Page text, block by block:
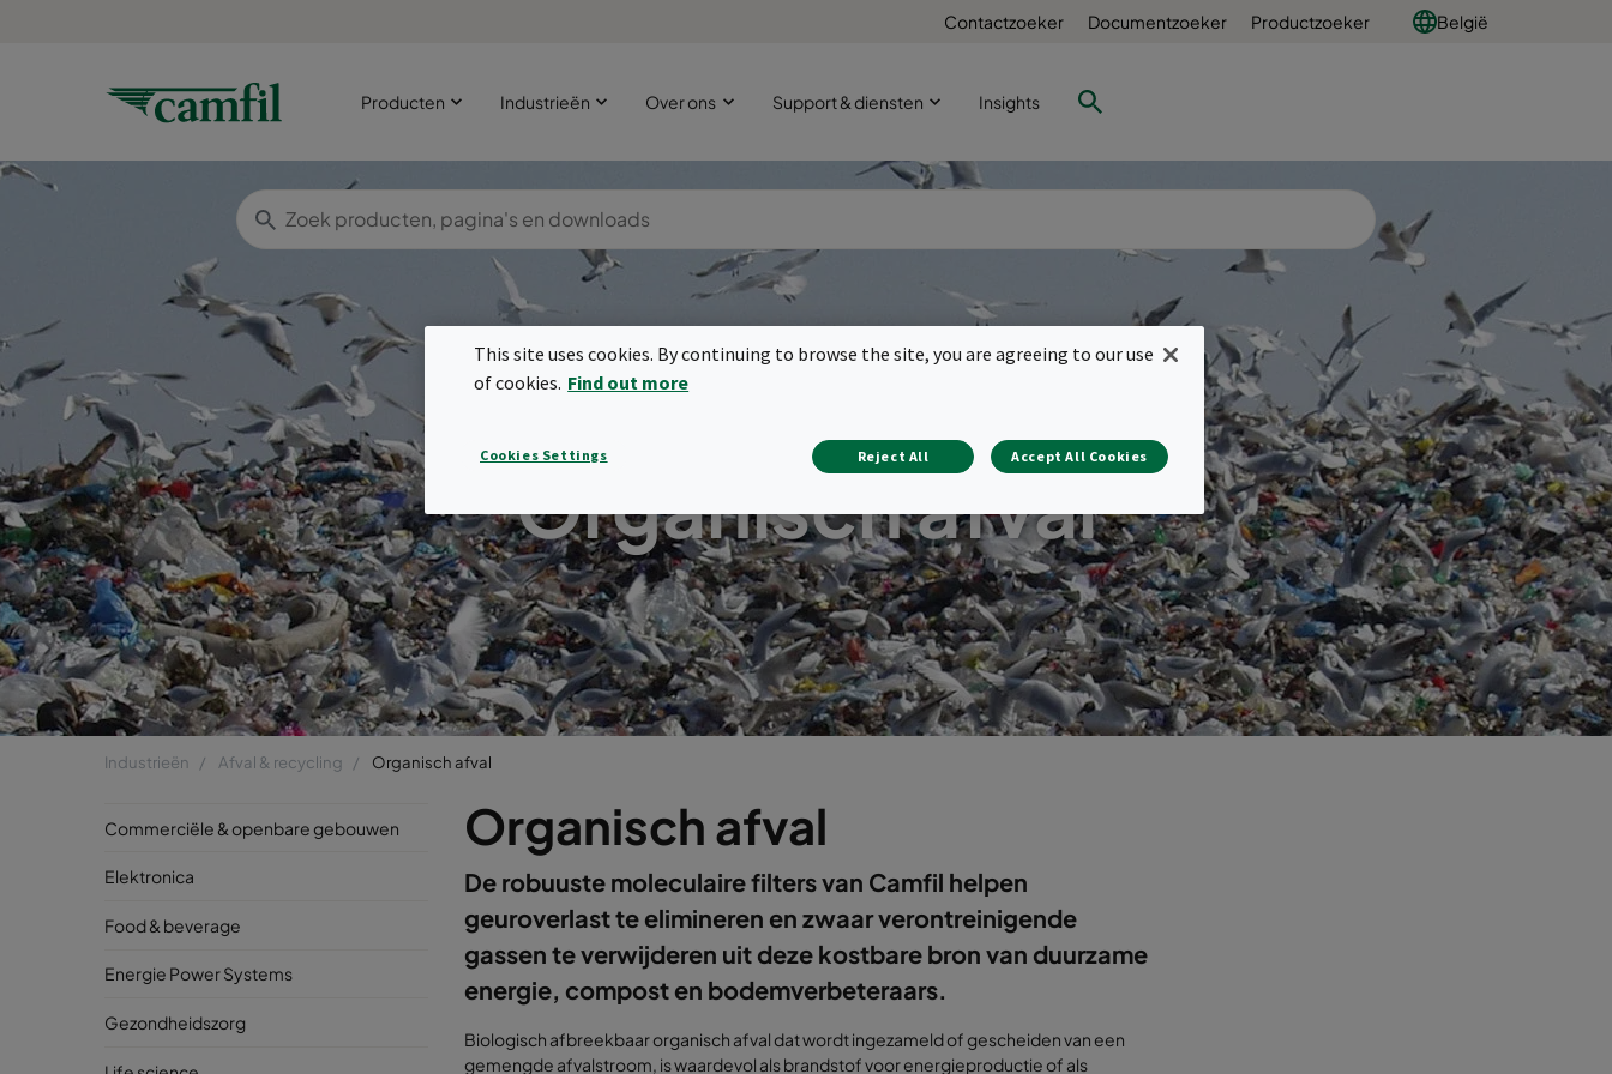
Contactzoeker Documentzoeker Productzoeker België
Producten Industrieën Over ons Support & diensten Insights
Organisch afval
Industrieën Afval & recycling Organisch afval
Commerciële & openbare gebouwen
Elektronica
Food & beverage
Energie Power Systems
Gezondheidszorg
Organisch afval
De robuuste moleculaire filters van Camfil helpen
geuroverlast te elimineren en zwaar verontreinigende
gassen te verwijderen uit deze kostbare bron van duurzame
energie, compost en bodemverbeteraars.
Biologisch afbreekbaar organisch afval dat wordt ingezameld of gescheiden van een
gemengde afvalstroom, is waardevol als brandstof voor energieproductie of als
This site uses cookies. By continuing to browse the site, you are agreeing to our use
of cookies. Find out more
Cookies Settings Reject All Accept All Cookies